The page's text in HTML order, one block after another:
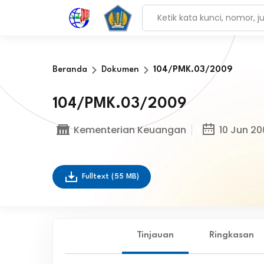
Beranda Dokumen 104/PMK.03/2009
104/PMK.03/2009
Kementerian Keuangan 10 Jun
Fulltext (55 MB)
Tinjauan Ringkasan